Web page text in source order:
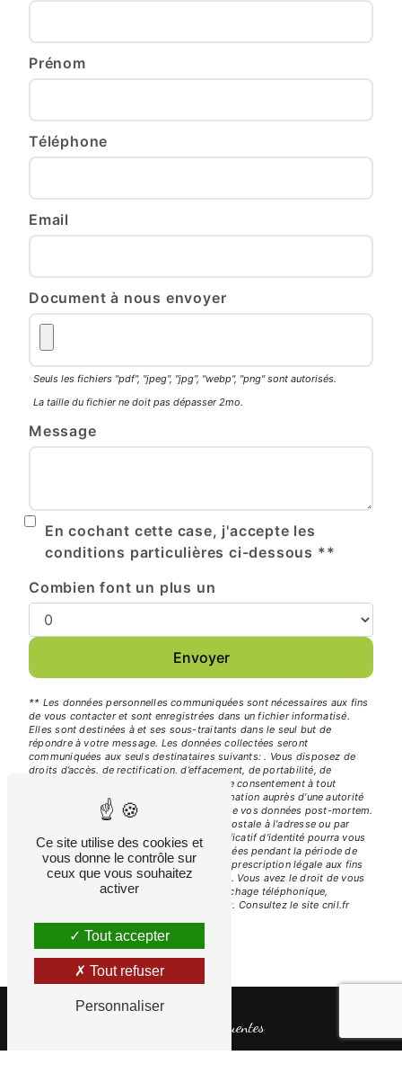
Prénom
Téléphone
Email
Document à nous envoyer
Seuls les fichiers "pdf", "jpeg", "jpg", "webp", "png" sont autorisés.
La taille du fichier ne doit pas dépasser 2mo.
Message
En cochant cette case, j'accepte les
conditions particulières ci-dessous **
Combien font un plus un
Envoyer
** Les données personnelles communiquées sont nécessaires aux fins
de vous contacter et sont enregistrées dans un fichier informatisé.
Elles sont destinées à et ses sous-traitants dans le seul but de
répondre à votre message. Les données collectées seront
communiquées aux seuls destinataires suivants: . Vous disposez de
droits d’accès, de rectification, d’effacement, de portabilité, de
limitation, d’opposition, de retrait de votre consentement à tout
moment et du droit d’introduire une réclamation auprès d’une autorité
de contrôle, ainsi que d’organiser le sort de vos données post-mortem.
Vous pouvez exercer ces droits par voie postale à l'adresse ou par
courrier électronique à l'adresse . Un justificatif d'identité pourra vous
être demandé. Nous conservons vos données pendant la période de
prise de contact puis pendant la durée de prescription légale aux fins
probatoires et de gestion des contentieux. Vous avez le droit de vous
inscrire sur la liste d'opposition au démarchage téléphonique,
Bloctel.gouv.fr. Consultez le site cnil.fr
Recherches fréquentes
Ce site utilise des cookies et
vous donne le contrôle sur
ceux que vous souhaitez
activer
Tout accepter
Tout refuser
Personnaliser